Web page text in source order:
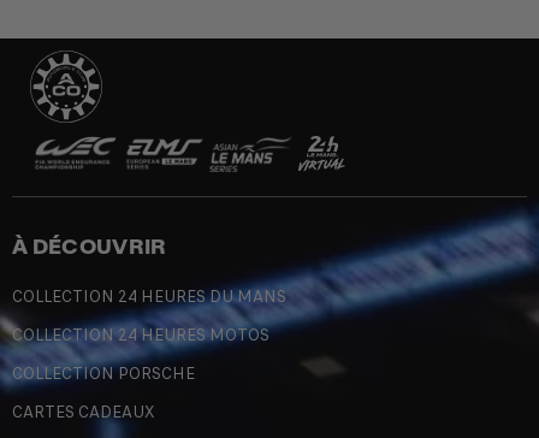
À DÉCOUVRIR
COLLECTION 24 HEURES DU MANS
COLLECTION 24 HEURES MOTOS
COLLECTION PORSCHE
CARTES CADEAUX